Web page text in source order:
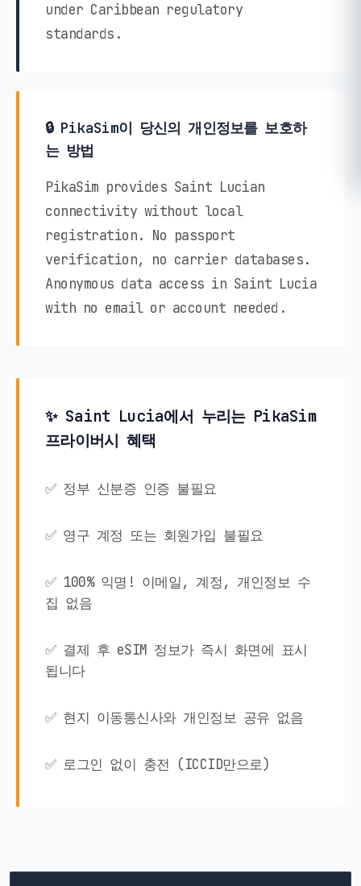
under Caribbean regulatory
standards.
🔒 PikaSim이 당신의 개인정보를 보호하
는 방법
PikaSim provides Saint Lucian
connectivity without local
registration. No passport
verification, no carrier databases.
Anonymous data access in Saint Lucia
with no email or account needed.
✨ Saint Lucia에서 누리는 PikaSim
프라이버시 혜택
✅ 정부 신분증 인증 불필요
✅ 영구 계정 또는 회원가입 불필요
✅ 100% 익명! 이메일, 계정, 개인정보 수
집 없음
✅ 결제 후 eSIM 정보가 즉시 화면에 표시
됩니다
✅ 현지 이동통신사와 개인정보 공유 없음
✅ 로그인 없이 충전 (ICCID만으로)